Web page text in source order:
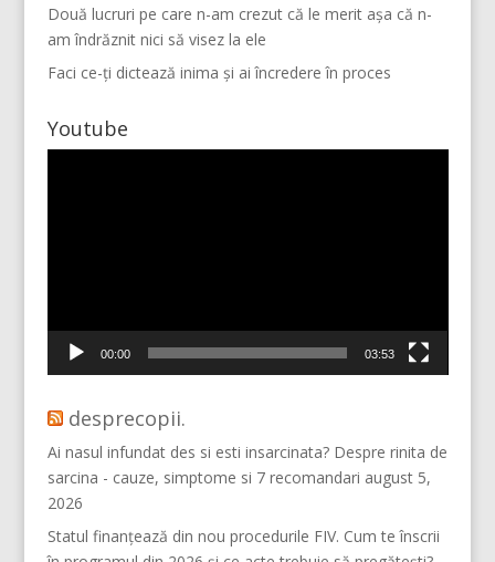
Două lucruri pe care n-am crezut că le merit așa că n-
am îndrăznit nici să visez la ele
Faci ce-ți dictează inima și ai încredere în proces
Youtube
00:00 03:53
desprecopii.
Ai nasul infundat des si esti insarcinata? Despre rinita de
sarcina - cauze, simptome si 7 recomandari august 5,
2026
Statul finanțează din nou procedurile FIV. Cum te înscrii